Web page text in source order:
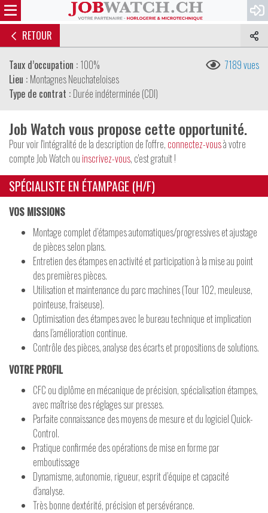
RETOUR
Taux d’occupation : 100%
Lieu : Montagnes Neuchateloises
Type de contrat : Durée indéterminée (CDI)
7189 vues
Job Watch vous propose cette opportunité.
Pour voir l'intégralité de la description de l'offre, connectez-vousà votre
compte Job Watch ou inscrivez-vous, c'est gratuit !
SPÉCIALISTE EN ÉTAMPAGE (H/F)
VOS MISSIONS
Montage complet d’étampes automatiques/progressives et ajustage
de pièces selon plans.
Entretien des étampes en activité et participation à la mise au point
des premières pièces.
Utilisation et maintenance du parc machines (Tour 102, meuleuse,
pointeuse, fraiseuse).
Optimisation des étampes avec le bureau technique et implication
dans l’amélioration continue.
Contrôle des pièces, analyse des écarts et propositions de solutions.
VOTRE PROFIL
CFC ou diplôme en mécanique de précision, spécialisation étampes,
avec maîtrise des réglages sur presses.
Parfaite connaissance des moyens de mesure et du logiciel Quick-
Control.
Pratique confirmée des opérations de mise en forme par
emboutissage
Dynamisme, autonomie, rigueur, esprit d’équipe et capacité
d’analyse.
Très bonne dextérité, précision et persévérance.